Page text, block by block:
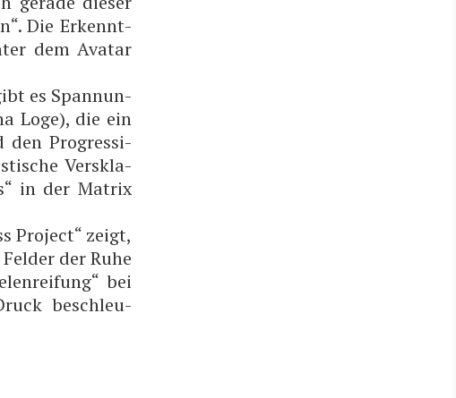
Die Erkennt­
dem Ava­tar
es Span­nun­
Loge), die ein
den Pro­gres­si­
Ver­skla­
in der Matrix
Pro­ject“ zeigt,
der Ruhe
bei
beschleu­